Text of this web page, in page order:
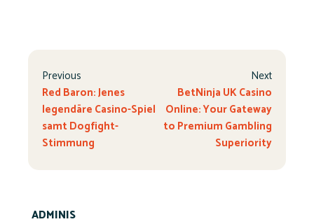
Previous
Red Baron: Jenes
legendäre Casino-Spiel
samt Dogfight-
Stimmung
Next
BetNinja UK Casino
Online: Your Gateway
to Premium Gambling
Superiority
ADMINIS